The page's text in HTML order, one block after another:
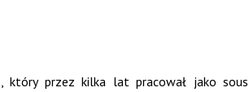
który przez kilka lat pracował jako